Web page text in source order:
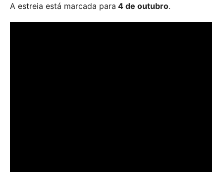
A estreia está marcada para 4 de outubro.